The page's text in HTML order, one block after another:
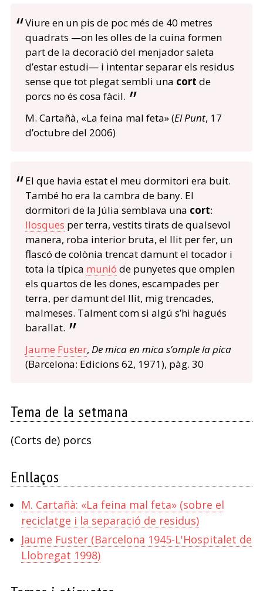
Viure en un pis de poc més de 40 metres
quadrats —on les olles de la cuina formen
part de la decoració del menjador saleta
d’estar estudi— i intentar separar els residus
sense que tot plegat sembli una cort de
porcs no és cosa fàcil.
M. Cartañà, «La feina mal feta» (El Punt, 17
d’octubre del 2006)
El que havia estat el meu dormitori era buit.
També ho era la cambra de bany. El
dormitori de la Júlia semblava una cort:
llosques per terra, vestits tirats de qualsevol
manera, roba interior bruta, el llit per fer, un
flascó de colònia trencat damunt el tocador i
tota la típica munió de punyetes que omplen
els quartos de les dones, escampades per
terra, per damunt del llit, mig trencades,
malmeses. Talment com si algú s’hi hagués
barallat.
Jaume Fuster, De mica en mica s’omple la pica
(Barcelona: Edicions 62, 1971), pàg. 30
Tema de la setmana
(Corts de) porcs
Enllaços
M. Cartañà: «La feina mal feta» (sobre el
reciclatge i la separació de residus)
Jaume Fuster (Barcelona 1945-L'Hospitalet de
Llobregat 1998)